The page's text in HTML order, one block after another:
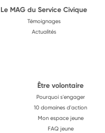
Le MAG du Service Civique
Témoignages
Actualités
Être volontaire
Pourquoi s'engager
10 domaines d'action
Mon espace jeune
FAQ jeune